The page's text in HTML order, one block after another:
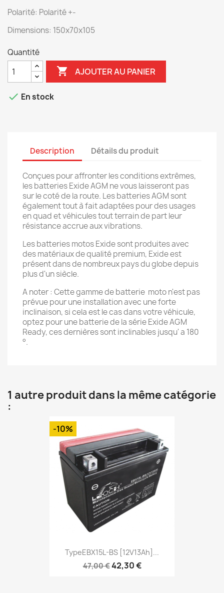
Polarité: Polarité +-
Dimensions: 150x70x105
Quantité
 AJOUTER AU PANIER
 En stock
Description Détails du produit
Conçues pour affronter les conditions extrêmes,
les batteries Exide AGM ne vous laisseront pas
sur le coté de la route. Les batteries AGM sont
également tout à fait adaptées pour des usages
en quad et véhicules tout terrain de part leur
résistance accrue aux vibrations.
Les batteries motos Exide sont produites avec
des matériaux de qualité premium, Exide est
présent dans de nombreux pays du globe depuis
plus d'un siècle.
A noter : Cette gamme de batterie moto n'est pas
prévue pour une installation avec une forte
inclinaison, si cela est le cas dans votre véhicule,
optez pour une batterie de la série Exide AGM
Ready, ces dernières sont inclinables jusqu' a 180
°.
1 autre produit dans la même catégorie
:
TypeEBX15L-BS [12V13Ah]...
47,00 €42,30 €
-10%